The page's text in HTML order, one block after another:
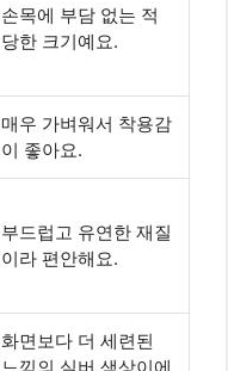
손목에 부담 없는 적
당한 크기예요.
매우 가벼워서 착용감
이 좋아요.
부드럽고 유연한 재질
이라 편안해요.
화면보다 더 세련된